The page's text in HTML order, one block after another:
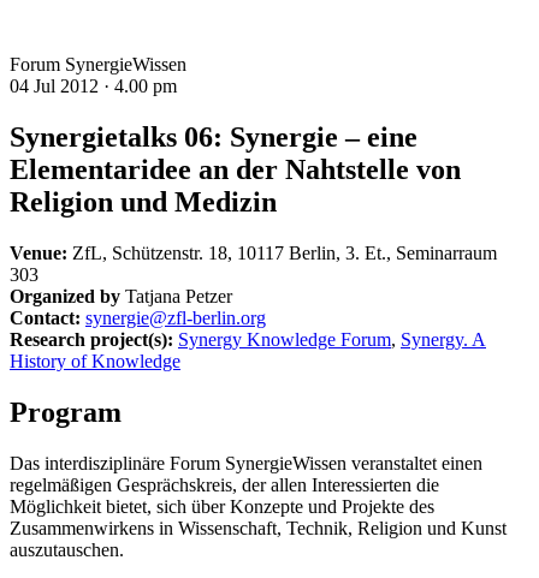
Forum SynergieWissen
04 Jul 2012 · 4.00 pm
Synergietalks 06: Synergie – eine
Elementaridee an der Nahtstelle von
Religion und Medizin
Venue: ZfL, Schützenstr. 18, 10117 Berlin, 3. Et., Seminarraum
303
Organized by Tatjana Petzer
Contact: synergie@zfl-berlin.org
Research project(s): Synergy Knowledge Forum, Synergy. A
History of Knowledge
Program
Das interdisziplinäre Forum SynergieWissen veranstaltet einen
regelmäßigen Gesprächskreis, der allen Interessierten die
Möglichkeit bietet, sich über Konzepte und Projekte des
Zusammenwirkens in Wissenschaft, Technik, Religion und Kunst
auszutauschen.